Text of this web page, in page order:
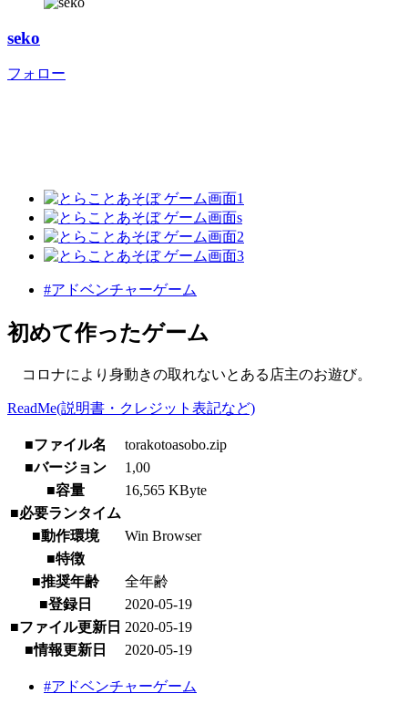
seko
フォロー
#アドベンチャーゲーム
初めて作ったゲーム
コロナにより身動きの取れないとある店主のお遊び。
ReadMe(説明書・クレジット表記など)
■ファイル名
torakotoasobo.zip
■バージョン
1,00
■容量
16,565 KByte
■必要ランタイム
■動作環境
Win Browser
■特徴
■推奨年齢
全年齢
■登録日
2020-05-19
■ファイル更新日 2020-05-19
■情報更新日
2020-05-19
#アドベンチャーゲーム